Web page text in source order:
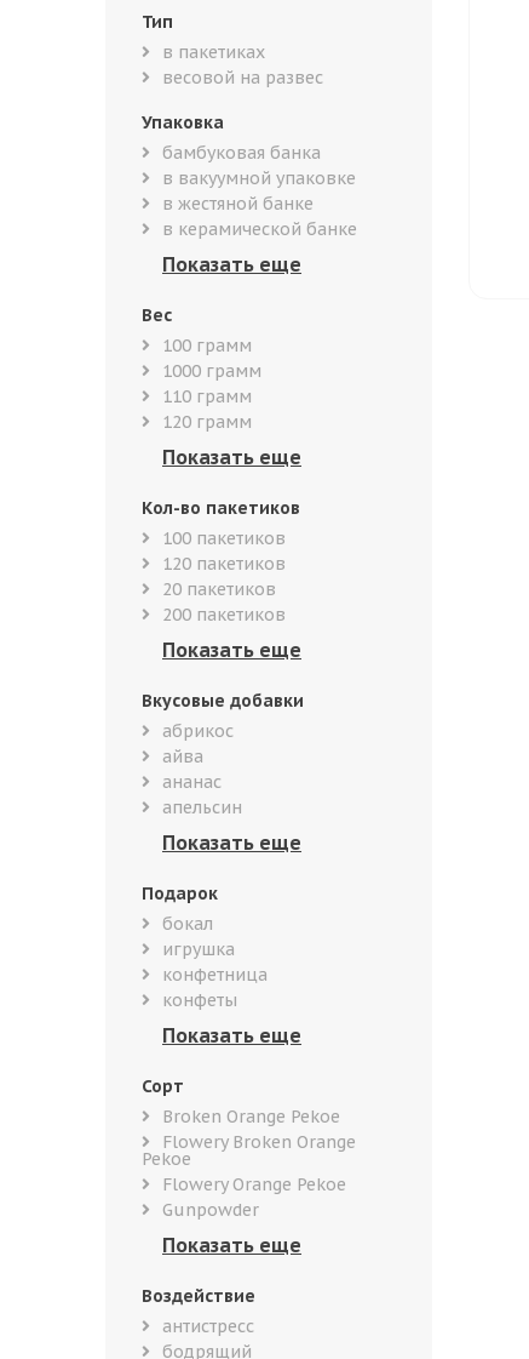
Тип
в пакетиках
весовой на развес
Упаковка
бамбуковая банка
в вакуумной упаковке
в жестяной банке
в керамической банке
Вес
100 грамм
1000 грамм
110 грамм
120 грамм
Кол-во пакетиков
100 пакетиков
120 пакетиков
20 пакетиков
200 пакетиков
Вкусовые добавки
абрикос
айва
ананас
апельсин
Подарок
бокал
игрушка
конфетница
конфеты
Сорт
Broken Orange Pekoe
Flowery Broken Orange
Pekoe
Flowery Orange Pekoe
Gunpowder
Воздействие
антистресс
бодрящий